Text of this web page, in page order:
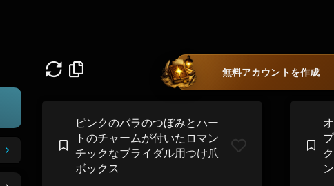
無料アカウントを作成
ピンクのバラのつぼみとハー
トのチャームが付いたロマン
チックなブライダル用つけ爪
ボックス